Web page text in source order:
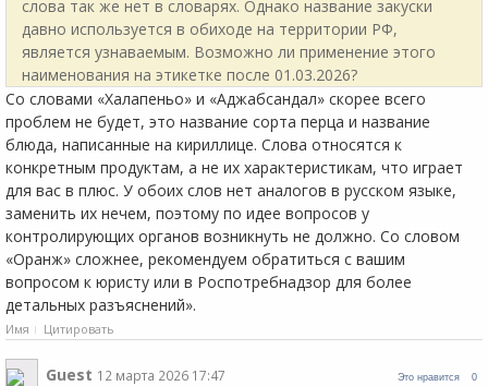
слова так же нет в словарях. Однако название закуски
давно используется в обиходе на территории РФ,
является узнаваемым. Возможно ли применение этого
наименования на этикетке после 01.03.2026?
Со словами «Халапеньо» и «Аджабсандал» скорее всего
проблем не будет, это название сорта перца и название
блюда, написанные на кириллице. Слова относятся к
конкретным продуктам, а не их характеристикам, что играет
для вас в плюс. У обоих слов нет аналогов в русском языке,
заменить их нечем, поэтому по идее вопросов у
контролирующих органов возникнуть не должно. Со словом
«Оранж» сложнее, рекомендуем обратиться с вашим
вопросом к юристу или в Роспотребнадзор для более
детальных разъяснений».
Имя Цитировать
Это нравится 0
Guest 12 марта 2026 17:47